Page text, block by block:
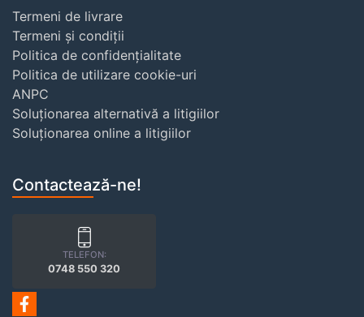
Termeni de livrare
Termeni și condiții
Politica de confidențialitate
Politica de utilizare cookie-uri
ANPC
Soluționarea alternativă a litigiilor
Soluționarea online a litigiilor
Contactează-ne!
TELEFON:
0748 550 320